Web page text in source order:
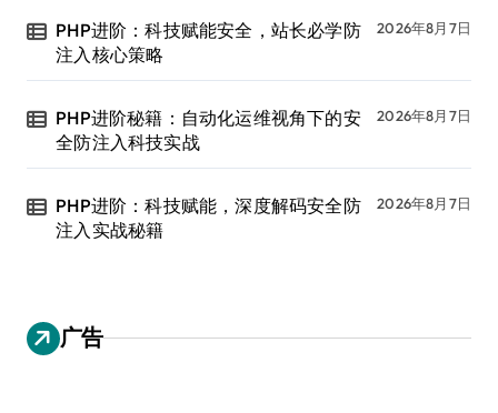
PHP进阶：科技赋能安全，站长必学防
注入核心策略
2026年8月7日
PHP进阶秘籍：自动化运维视角下的安
全防注入科技实战
2026年8月7日
PHP进阶：科技赋能，深度解码安全防
注入实战秘籍
2026年8月7日
广告